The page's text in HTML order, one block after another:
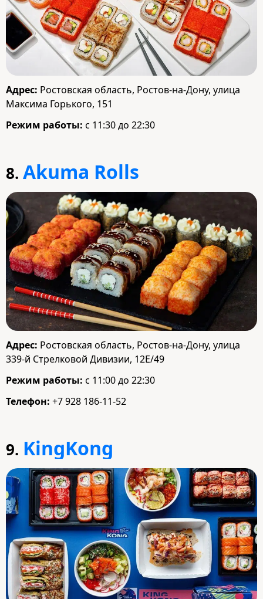
Адрес: Ростовская область, Ростов-на-Дону, улица
Максима Горького, 151
Режим работы: с 11:30 до 22:30
8. Akuma Rolls
Адрес: Ростовская область, Ростов-на-Дону, улица
339-й Стрелковой Дивизии, 12Е/49
Режим работы: с 11:00 до 22:30
Телефон: +7 928 186-11-52
9. KingKong